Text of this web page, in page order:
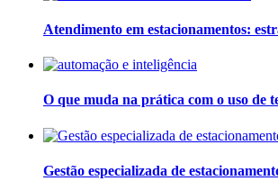
Atendimento em estacionamentos:
O que muda na prática com o uso de
Gestão especializada de